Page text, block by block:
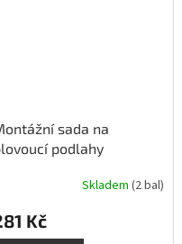
sada na
podlahy
Skladem (2 bal)
Kč